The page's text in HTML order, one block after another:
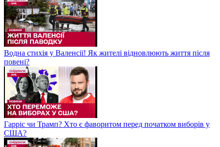
Водна стихія у Валенсії! Як жителі відновлюють життя після
повені?
Гарріс чи Трамп? Хто є фаворитом перед початком виборів у
США?